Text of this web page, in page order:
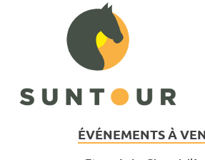
ÉVÉNEMENTS À